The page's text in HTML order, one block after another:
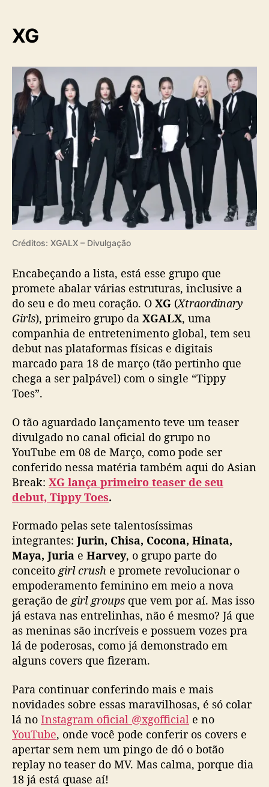
XG
Créditos: XGALX – Divulgação
Encabeçando a lista, está esse grupo que
promete abalar várias estruturas, inclusive a
do seu e do meu coração. O XG (Xtraordinary
Girls), primeiro grupo da XGALX, uma
companhia de entretenimento global, tem seu
debut nas plataformas físicas e digitais
marcado para 18 de março (tão pertinho que
chega a ser palpável) com o single “Tippy
Toes”.
O tão aguardado lançamento teve um teaser
divulgado no canal oficial do grupo no
YouTube em 08 de Março, como pode ser
conferido nessa matéria também aqui do Asian
Break: XG lança primeiro teaser de seu
debut, Tippy Toes.
Formado pelas sete talentosíssimas
integrantes: Jurin, Chisa, Cocona, Hinata,
Maya, Juria e Harvey, o grupo parte do
conceito girl crush e promete revolucionar o
empoderamento feminino em meio a nova
geração de girl groups que vem por aí. Mas isso
já estava nas entrelinhas, não é mesmo? Já que
as meninas são incríveis e possuem vozes pra
lá de poderosas, como já demonstrado em
alguns covers que fizeram.
Para continuar conferindo mais e mais
novidades sobre essas maravilhosas, é só colar
lá no Instagram oficial @xgofficial e no
YouTube, onde você pode conferir os covers e
apertar sem nem um pingo de dó o botão
replay no teaser do MV. Mas calma, porque dia
18 já está quase aí!